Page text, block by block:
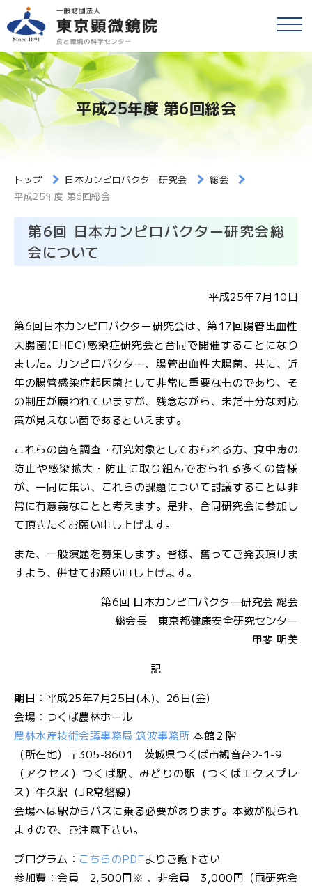
各種検査・サービス
戻る
食品等の検査
検便(腸内細菌検査)
簡易専用水道検査
各種検査窓口のご案内
衛生検査とHACCP
水質検査
環境検査
JFS規格の監査・取得支援
各検査のご依頼用紙
財団情報
アクセス
採用情報
食と環境のコラム
検
窓
口
の
ご
案
内
査
依
ズ
お
問
い
合
わ
せ
平成25年度 第6回総会
トップ 日本カンピロバクター研究会
総会
平成25年度 第6回総会
第6回 日本カンピロバクター研究会総
会について
平成25年7月10日
第6回日本カンピロバクター研究会は、第17回腸管出血性
大腸菌(EHEC)感染症研究会と合同で開催することになり
ました。カンピロバクター、腸管出血性大腸菌、共に、近
年の腸管感染症起因菌として非常に重要なものであり、そ
の制圧が願われていますが、残念ながら、未だ十分な対応
策が見えない菌であるといえます。
これらの菌を調査・研究対象としておられる方、食中毒の
防止や感染拡大・防止に取り組んでおられる多くの皆様
が、一同に集い、これらの課題について討議することは非
常に有意義なことと考えます。是非、合同研究会に参加し
て頂きたくお願い申し上げます。
また、一般演題を募集します。皆様、奮ってご発表頂けま
すよう、併せてお願い申し上げます。
第6回 日本カンピロバクター研究会 総会
総会長 東京都健康安全研究センター
甲斐 明美
記
期日：平成25年7月25日(木)、26日(金)
会場：つくば農林ホール
農林水産技術会議事務局 筑波事務所 本館２階
（所在地）〒305-8601 茨城県つくば市観音台2-1-9
（アクセス）つくば駅、みどりの駅（つくばエクスプレ
ス）牛久駅（JR常磐線）
会場へは駅からバスに乗る必要があります。本数が限られ
ますので、ご注意下さい。
プログラム： こちらのPDFよりご覧下さい
参加費：会員 2,500円※ 、非会員 3,000円（両研究会